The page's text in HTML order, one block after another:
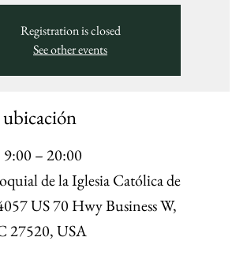
Registration is closed
See other events
– 20:00
de la Iglesia Católica de
US 70 Hwy Business W,
27520, USA